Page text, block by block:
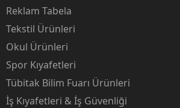
Reklam Tabela
Tekstil Ürünleri
Okul Ürünleri
Spor Kıyafetleri
Tübitak Bilim Fuarı Ürünleri
İş Kıyafetleri & İş Güvenliği